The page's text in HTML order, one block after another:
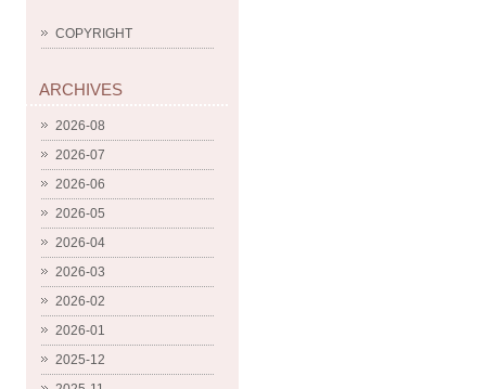
COPYRIGHT
ARCHIVES
2026-08
2026-07
2026-06
2026-05
2026-04
2026-03
2026-02
2026-01
2025-12